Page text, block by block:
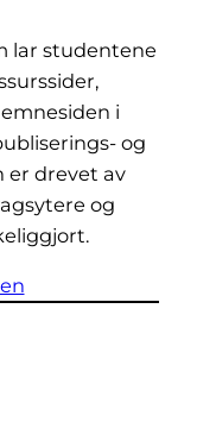
lar studentene
i
og
er drevet av
og